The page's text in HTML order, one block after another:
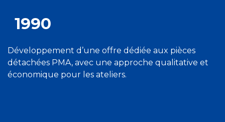
1990
Développement d’une offre dédiée aux pièces
détachées PMA, avec une approche qualitative et
économique pour les ateliers.